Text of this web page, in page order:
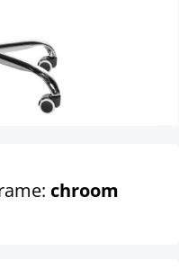
chroom